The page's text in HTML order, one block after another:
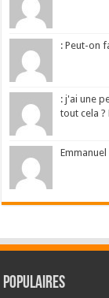
: Peut-on
: j'ai une
tout cela ?
Populaires